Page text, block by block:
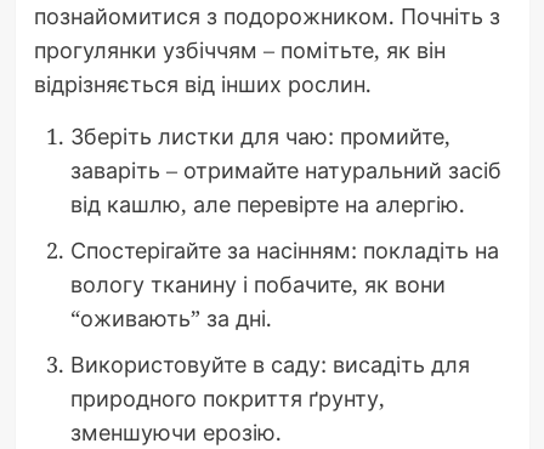
познайомитися з подорожником. Почніть з
прогулянки узбіччям – помітьте, як він
відрізняється від інших рослин.
Зберіть листки для чаю: промийте,
заваріть – отримайте натуральний засіб
від кашлю, але перевірте на алергію.
Спостерігайте за насінням: покладіть на
вологу тканину і побачите, як вони
“оживають” за дні.
Використовуйте в саду: висадіть для
природного покриття ґрунту,
зменшуючи ерозію.